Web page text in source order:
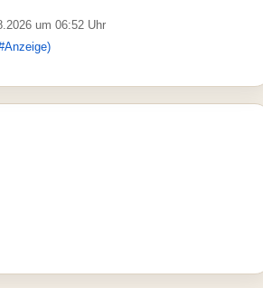
um 06:52 Uhr